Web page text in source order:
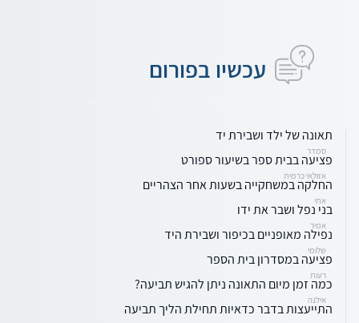
עכשיו בפורום
תאונה של ילד ושבירת יד
סמדר
פציעה בבית ספר בשיעור ספורט
אזולאי כרמית
החלקה במשחקייה בשעות אחר הצהריים
אתי
בני נפל ושבר את ידו
אמיר
נפילה מאופניים בכיפור ושבירת היד
שלומי
פציעה במסדרון בית הספר
רעות
כמה זמן מיום התאונה ניתן להגיש תביעה?
אילנה
התייעצות בדבר כדאיות תחילת הליך תביעה